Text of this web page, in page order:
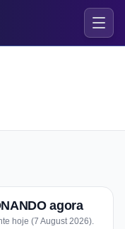
agora
hoje (7 August 2026).